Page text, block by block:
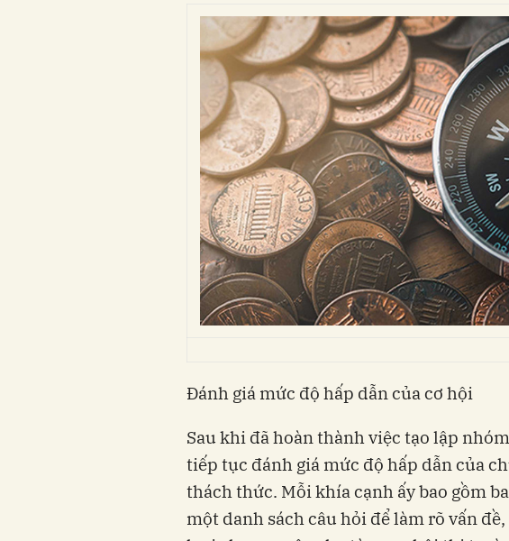
Đánh giá mức độ hấp dẫn của cơ hội
Sau khi đã hoàn thành việc tạo lập
tiếp tục đánh giá mức độ hấp dẫn của
thách thức. Mỗi khía cạnh ấy bao gồm
một danh sách câu hỏi để làm rõ vấn